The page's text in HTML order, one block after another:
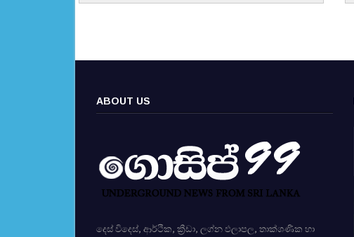
ABOUT US
දෙස් විදෙස්, ආර්ථික, ක්‍රීඩා, ලග්න ඵලාපල, තාක්ශණික හා